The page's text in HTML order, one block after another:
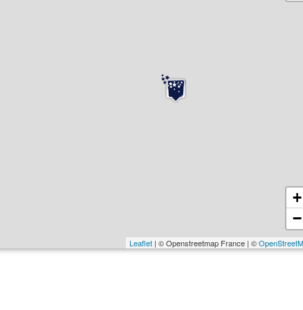
+
−
Leaflet| © Openstreetmap France | ©